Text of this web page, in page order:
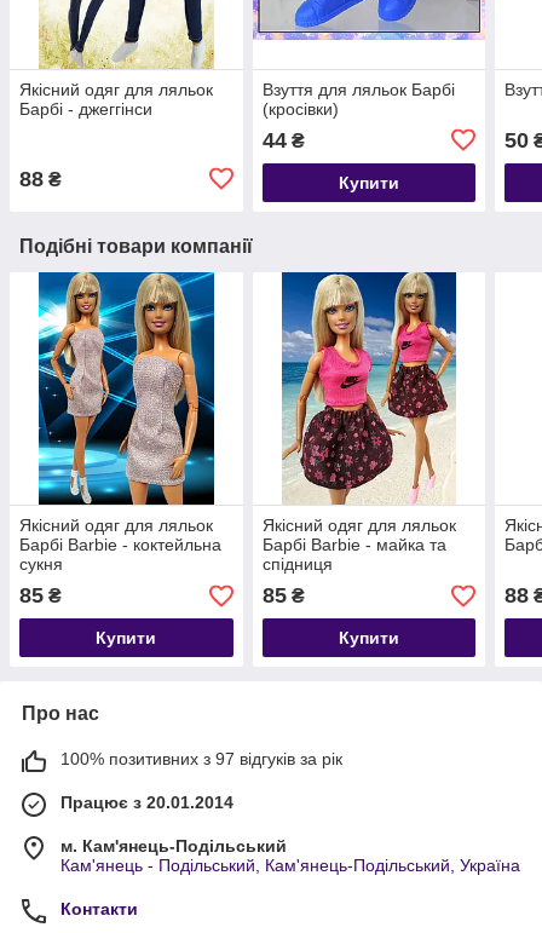
Якісний одяг для ляльок
Барбі - джеггінси
88 ₴
Взуття для ляльок Барбі
(кросівки)
44₴
Купити
50
Подібні товари компанії
Якісний одяг для ляльок
Барбі Barbie - коктейльна
сукня
85 ₴
Купити
Якісний одяг для ляльок
Барбі Barbie - майка та
спідниця
85₴
Купити
88
Про нас
100% позитивних з 97 відгуків за рік
Працює з 20.01.2014
м. Кам'янець-Подільський
Кам'янець - Подільський, Кам'янець-Подільський, Україна
Контакти